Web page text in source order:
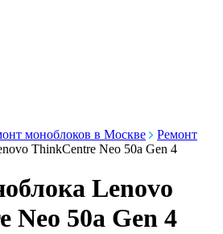
моноблоков в Москве
Ремонт
ThinkCentre Neo 50a Gen 4
Lenovo
Neo 50a Gen 4